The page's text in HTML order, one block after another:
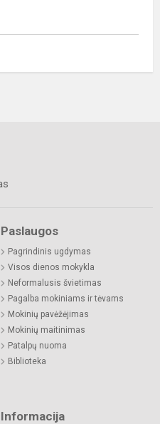
Paslaugos
Pagrindinis ugdymas
Visos dienos mokykla
Neformalusis švietimas
Pagalba mokiniams ir tėvams
Mokinių pavėžėjimas
Mokinių maitinimas
Patalpų nuoma
Biblioteka
Informacija